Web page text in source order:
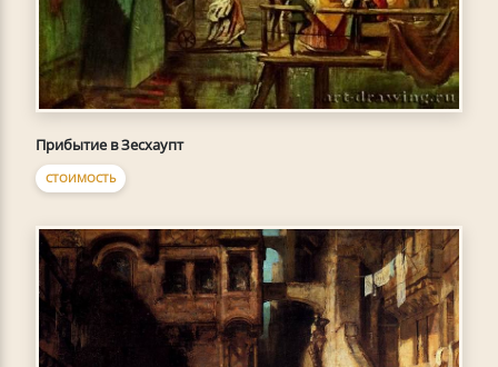
Прибытие в Зесхаупт
СТОИМОСТЬ